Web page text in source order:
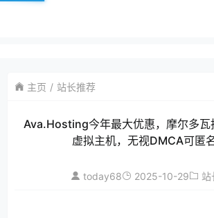
主页 站长推荐
Ava.Hosting今年最大优惠，摩尔多瓦
虚拟主机，无视DMCA可匿
today68 2025-10-29 站